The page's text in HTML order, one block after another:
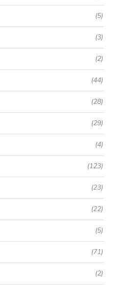
(5)
(3)
(2)
(44)
(28)
(29)
(4)
(123)
(23)
(22)
(5)
(71)
(2)